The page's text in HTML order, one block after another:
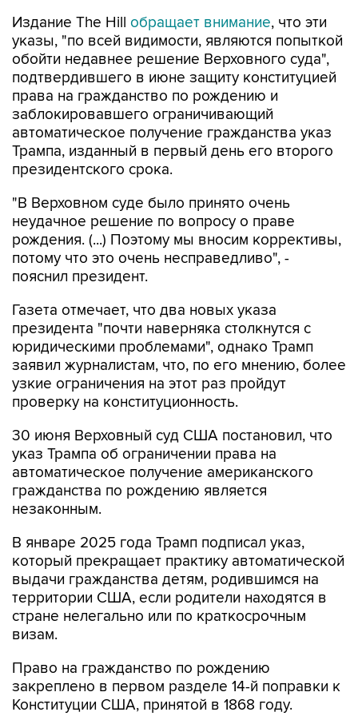
Издание The Hill обращает внимание, что эти
указы, "по всей видимости, являются попыткой
обойти недавнее решение Верховного суда",
подтвердившего в июне защиту конституцией
права на гражданство по рождению и
заблокировавшего ограничивающий
автоматическое получение гражданства указ
Трампа, изданный в первый день его второго
президентского срока.
"В Верховном суде было принято очень
неудачное решение по вопросу о праве
рождения. (...) Поэтому мы вносим коррективы,
потому что это очень несправедливо", -
пояснил президент.
Газета отмечает, что два новых указа
президента "почти наверняка столкнутся с
юридическими проблемами", однако Трамп
заявил журналистам, что, по его мнению, более
узкие ограничения на этот раз пройдут
проверку на конституционность.
30 июня Верховный суд США постановил, что
указ Трампа об ограничении права на
автоматическое получение американского
гражданства по рождению является
незаконным.
В январе 2025 года Трамп подписал указ,
который прекращает практику автоматической
выдачи гражданства детям, родившимся на
территории США, если родители находятся в
стране нелегально или по краткосрочным
визам.
Право на гражданство по рождению
закреплено в первом разделе 14-й поправки к
Конституции США, принятой в 1868 году.